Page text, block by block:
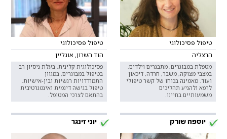
טיפול פסיכולוגי
הרצליה
מטפלת במבוגרים, מתבגרים וילדים.
במצבי מצוקה, משבר, חרדה, דיכאון
ועוד. מאמינה בכוחו של קשר טיפולי
לרפא ולהניע תהליכים
משמעותיים בחיינו.
טיפול פסיכולוגי
הוד השרון, אונליין
פסיכולוגית קלינית, בעלת ניסיון רב
בטיפול במבוגרים, במגוון
התמודדויות רגשיות ובין-אישיות.
טיפול בגישה דינמית ואינטגרטיבית
בהתאם לצרכי המטופל.
יוספה שורק יוני זינגר